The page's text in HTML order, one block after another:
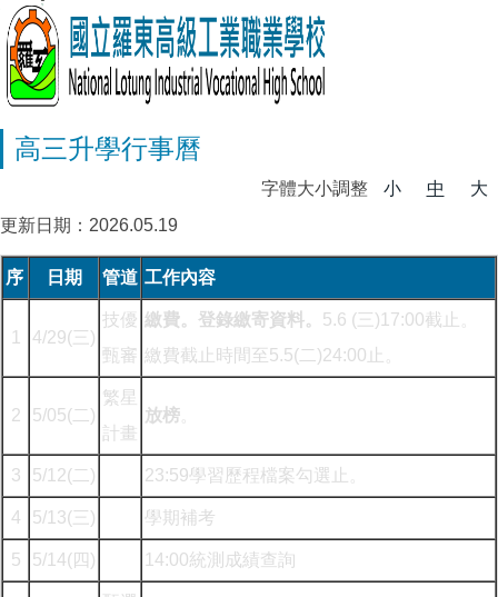
高三升學行事曆
字體大小調整 小 中
大
更新日期：2026.05.19
序 日期 管道 工作內容
1 4/29(三)
技優
甄審
繳費。登錄繳寄資料。 5.6 (三)17:00截止。
繳費截止時間至5.5(二)24:00止。
2 5/05(二)
繁星
計畫
放榜
3 5/12(二) 23:59學習歷程檔案勾選止。
4 5/13(三) 學期補考
5 5/14(四) 14:00統測成績查詢